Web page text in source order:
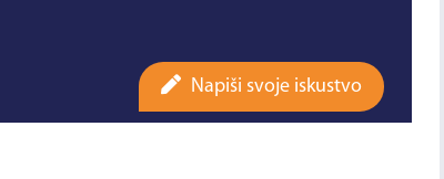
Napiši svoje iskustvo